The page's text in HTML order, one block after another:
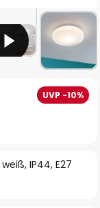
IP44, E27
UVP -10%